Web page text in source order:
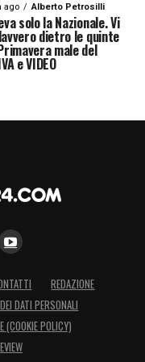
ago Alberto Petrosilli
solo la Nazionale. Vi
dietro le quinte
male del
e VIDEO
REDAZIONE
DATI PERSONALI
(COOKIE POLICY)